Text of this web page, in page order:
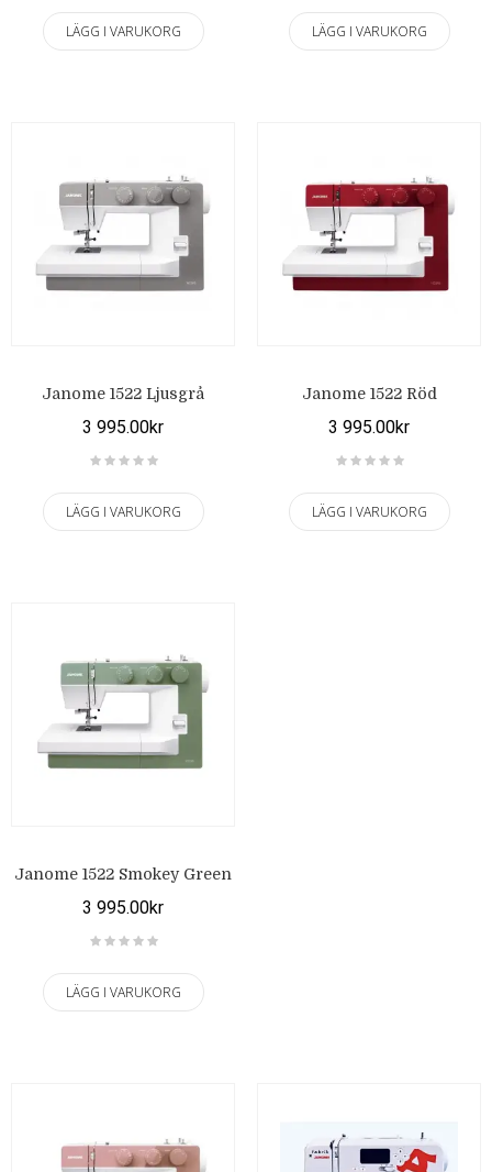
LÄGG I VARUKORG LÄGG I VARUKORG
Janome 1522 Ljusgrå
3 995.00kr
LÄGG I VARUKORG
Janome 1522 Röd
3 995.00kr
LÄGG I VARUKORG
Janome 1522 Smokey Green
3 995.00kr
LÄGG I VARUKORG